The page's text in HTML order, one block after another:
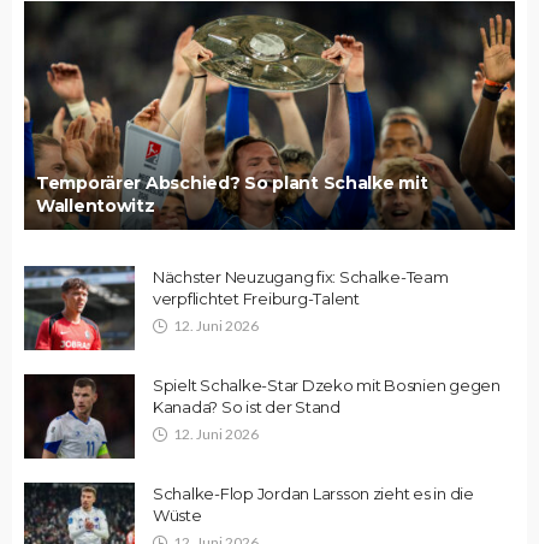
Temporärer Abschied? So plant Schalke mit
Wallentowitz
Nächster Neuzugang fix: Schalke-Team
verpflichtet Freiburg-Talent
12. Juni 2026
Spielt Schalke-Star Dzeko mit Bosnien gegen
Kanada? So ist der Stand
12. Juni 2026
Schalke-Flop Jordan Larsson zieht es in die
Wüste